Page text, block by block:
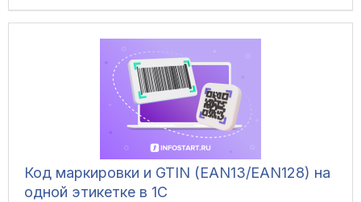
Код маркировки и GTIN (EAN13/EAN128) на
одной этикетке в 1С